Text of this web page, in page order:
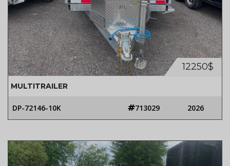
12250$
MULTITRAILER
DP-72146-10K 713029 2026